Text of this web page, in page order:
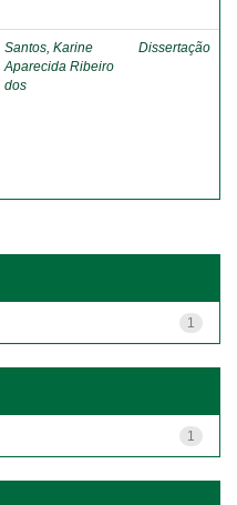
Santos, Karine
Aparecida Ribeiro
dos
Dissertação
1
1